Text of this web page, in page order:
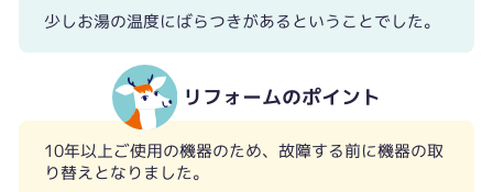
少しお湯の温度にばらつきがあるということでした。
リフォームのポイント
10年以上ご使用の機器のため、故障する前に機器の取
り替えとなりました。